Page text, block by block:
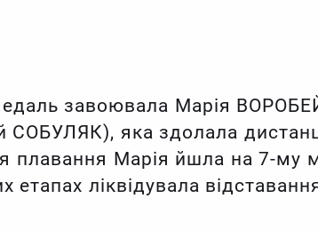
завоювала Марія
СОБУЛЯК), яка здолала
плавання Марія йшла на 7-му
етапах ліквідувала